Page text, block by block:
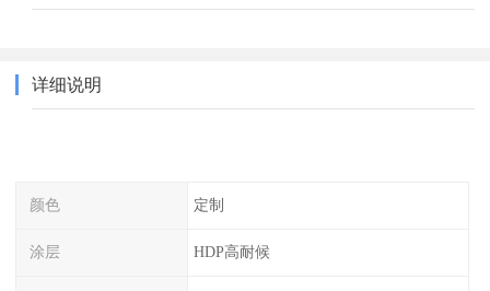
详细说明
颜色 定制
涂层 HDP高耐候